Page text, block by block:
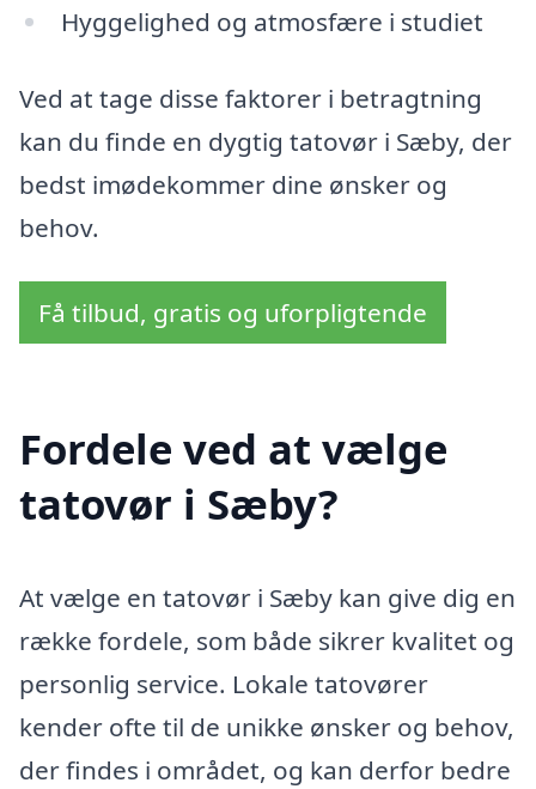
Hyggelighed og atmosfære i studiet
Ved at tage disse faktorer i betragtning
kan du finde en dygtig tatovør i Sæby, der
bedst imødekommer dine ønsker og
behov.
Få tilbud, gratis og uforpligtende
Fordele ved at vælge
tatovør i Sæby?
At vælge en tatovør i Sæby kan give dig en
række fordele, som både sikrer kvalitet og
personlig service. Lokale tatovører
kender ofte til de unikke ønsker og behov,
der findes i området, og kan derfor bedre